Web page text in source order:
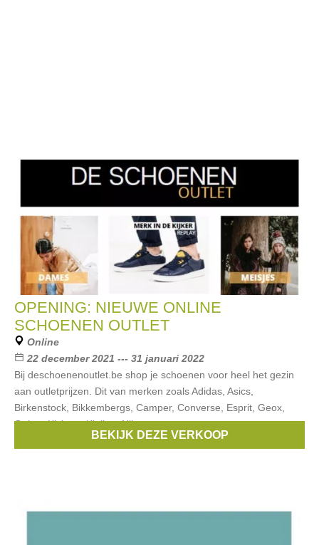
OPENING: NIEUWE ONLINE
SCHOENEN OUTLET
Online
22 december 2021 --- 31 januari 2022
Bij deschoenenoutlet.be shop je schoenen voor heel het gezin
aan outletprijzen. Dit van merken zoals Adidas, Asics,
Birkenstock, Bikkembergs, Camper, Converse, Esprit, Geox,
Gabor, Kickers, Kipling, Nike,
Esprit,Geox, Nike,Bikkembergs
BEKIJK DEZE VERKOOP